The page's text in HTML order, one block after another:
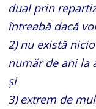
dual prin
întreabă dacă
2) nu există
număr de ani la
și
3) extrem de